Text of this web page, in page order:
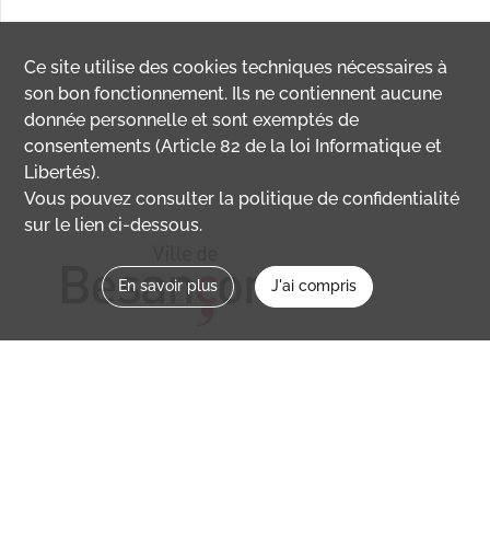
Ce site utilise descookies techniques nécessaires à
son bon fonctionnement. Ils ne contiennent aucune
donnée personnelle et sont exemptés de
consentements (Article 82 de la loi Informatique et
Libertés).
Vous pouvez consulter la politique de confidentialité
sur le lien ci-dessous.
En savoir plus J'ai compris